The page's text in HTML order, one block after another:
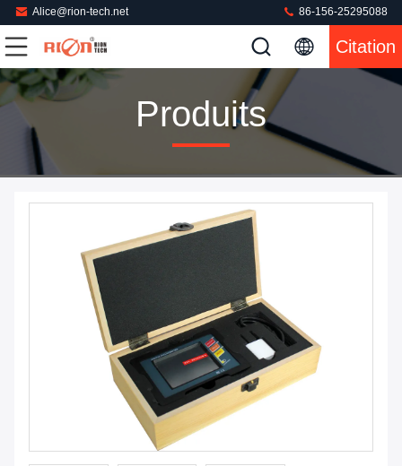
Alice@rion-tech.net 86-156-25295088
Citation
Produits